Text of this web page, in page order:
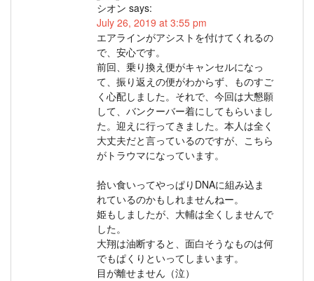
シオン says:
July 26, 2019 at 3:55 pm
エアラインがアシストを付けてくれるの
で、安心です。
前回、乗り換え便がキャンセルになっ
て、振り返えの便がわからず、ものすご
く心配しました。それで、今回は大懇願
して、バンクーバー着にしてもらいまし
た。迎えに行ってきました。本人は全く
大丈夫だと言っているのですが、こちら
がトラウマになっています。
拾い食いってやっぱりDNAに組み込ま
れているのかもしれませんねー。
姫もしましたが、大輔は全くしませんで
した。
大翔は油断すると、面白そうなものは何
でもぱくりといってしまいます。
目が離せません（泣）